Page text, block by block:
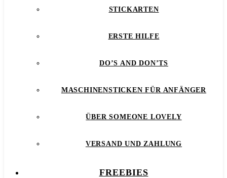
STICKARTEN
ERSTE HILFE
DO’S AND DON’TS
MASCHINENSTICKEN FÜR ANFÄNGER
ÜBER SOMEONE LOVELY
VERSAND UND ZAHLUNG
FREEBIES